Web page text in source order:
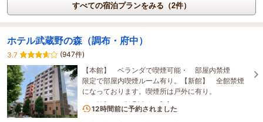
すべての宿泊プランをみる（2件）
ホテル武蔵野の森（調布・府中）
3.7
(947件)
【本館】 ベランダで喫煙可能・ 部屋内禁煙
限定で部屋内喫煙ルーム有り。【新館】 全館禁煙
になっております。喫煙所は戸外に有り。
1名がこの宿を見ています